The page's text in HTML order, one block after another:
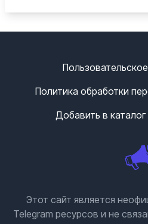
Политика обработки
Добавить в каталог
Этот сайт является
Telegram ресурсов и не